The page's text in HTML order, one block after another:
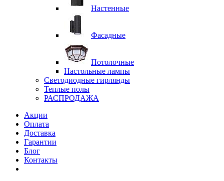
Настенные
Фасадные
Потолочные
Настольные лампы
Светодиодные гирлянды
Теплые полы
РАСПРОДАЖА
Акции
Оплата
Доставка
Гарантии
Блог
Контакты